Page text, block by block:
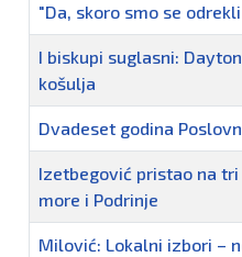
"Da, skoro smo se
I biskupi suglasni:
košulja
Dvadeset godina
Izetbegović pristao na
more i Podrinje
Milović: Lokalni izbori –